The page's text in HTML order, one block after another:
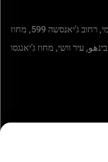
חדר 1402-1, בניין 530-2, פארק תעשייתי לאומי, רחוב ג'יאנסשה 599, מחוז
בינهو, עיר וושי, מחוז ג'יאנגסו